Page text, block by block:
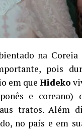
na Coreia
pois
em queHideko
e coreano)
tratos. Além
no país e em